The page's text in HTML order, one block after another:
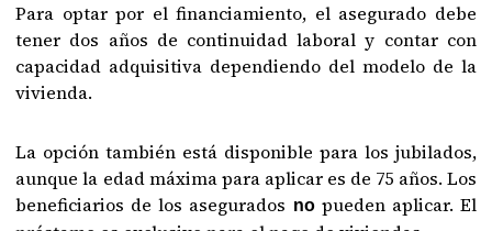
Para optar por el financiamiento, el asegurado debe
tener dos años de continuidad laboral y contar con
capacidad adquisitiva dependiendo del modelo de la
vivienda.
La opción también está disponible para los jubilados,
aunque la edad máxima para aplicar es de 75 años. Los
beneficiarios de los asegurados nopueden aplicar. El